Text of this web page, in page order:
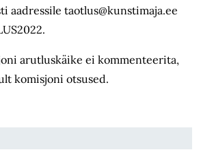
aadressile taotlus@kunstimaja.ee
arutluskäike ei kommenteerita,
komisjoni otsused.